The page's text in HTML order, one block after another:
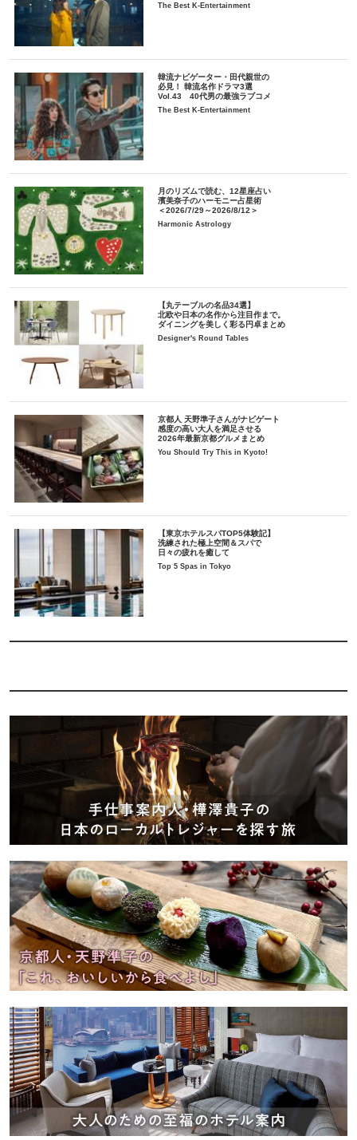
The Best K-Entertainment
韓流ナビゲーター・田代親世の
必見！ 韓流名作ドラマ3選
Vol.43 40代男の最強ラブコメ
The Best K-Entertainment
月のリズムで読む、12星座占い
濱美奈子のハーモニー占星術
＜2026/7/29～2026/8/12＞
Harmonic Astrology
【丸テーブルの名品34選】
北欧や日本の名作から注目作まで。
ダイニングを美しく彩る円卓まとめ
Designer's Round Tables
京都人 天野準子さんがナビゲート
感度の高い大人を満足させる
2026年最新京都グルメまとめ
You Should Try This in Kyoto!
【東京ホテルスパTOP5体験記】
洗練された極上空間＆スパで
日々の疲れを癒して
Top 5 Spas in Tokyo